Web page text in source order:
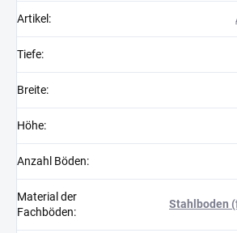
Artikel :
Tiefe:
Breite:
Höhe:
Anzahl Böden:
Material der
Fachböden:
Stahlboden